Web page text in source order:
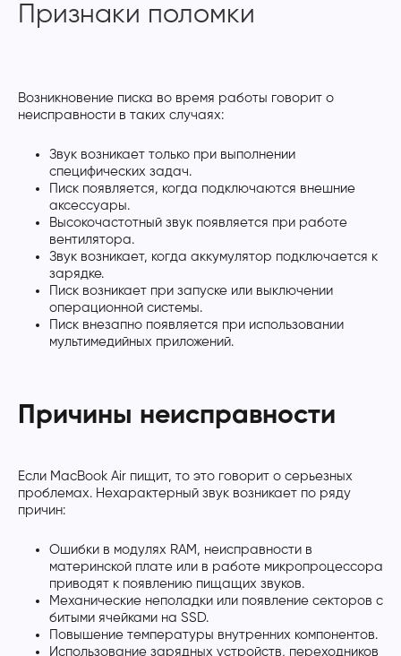
Признаки поломки
Возникновение писка во время работы говорит о
неисправности в таких случаях:
Звук возникает только при выполнении
специфических задач.
Писк появляется, когда подключаются внешние
аксессуары.
Высокочастотный звук появляется при работе
вентилятора.
Звук возникает, когда аккумулятор подключается к
зарядке.
Писк возникает при запуске или выключении
операционной системы.
Писк внезапно появляется при использовании
мультимедийных приложений.
Причины неисправности
Если MacBook Air пищит, то это говорит о серьезных
проблемах. Нехарактерный звук возникает по ряду
причин:
Ошибки в модулях RAM, неисправности в
материнской плате или в работе микропроцессора
приводят к появлению пищащих звуков.
Механические неполадки или появление секторов с
битыми ячейками на SSD.
Повышение температуры внутренних компонентов.
Использование зарядных устройств, переходников